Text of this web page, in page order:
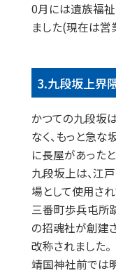
0月には遺族福祉
ました(現在は営
3.九段坂上界
かつての九段坂
なく、もっと急な
に長屋があった
九段坂上は、江
場として使用さ
三番町歩兵屯所
の招魂社が創建
改称されました。
靖国神社前では